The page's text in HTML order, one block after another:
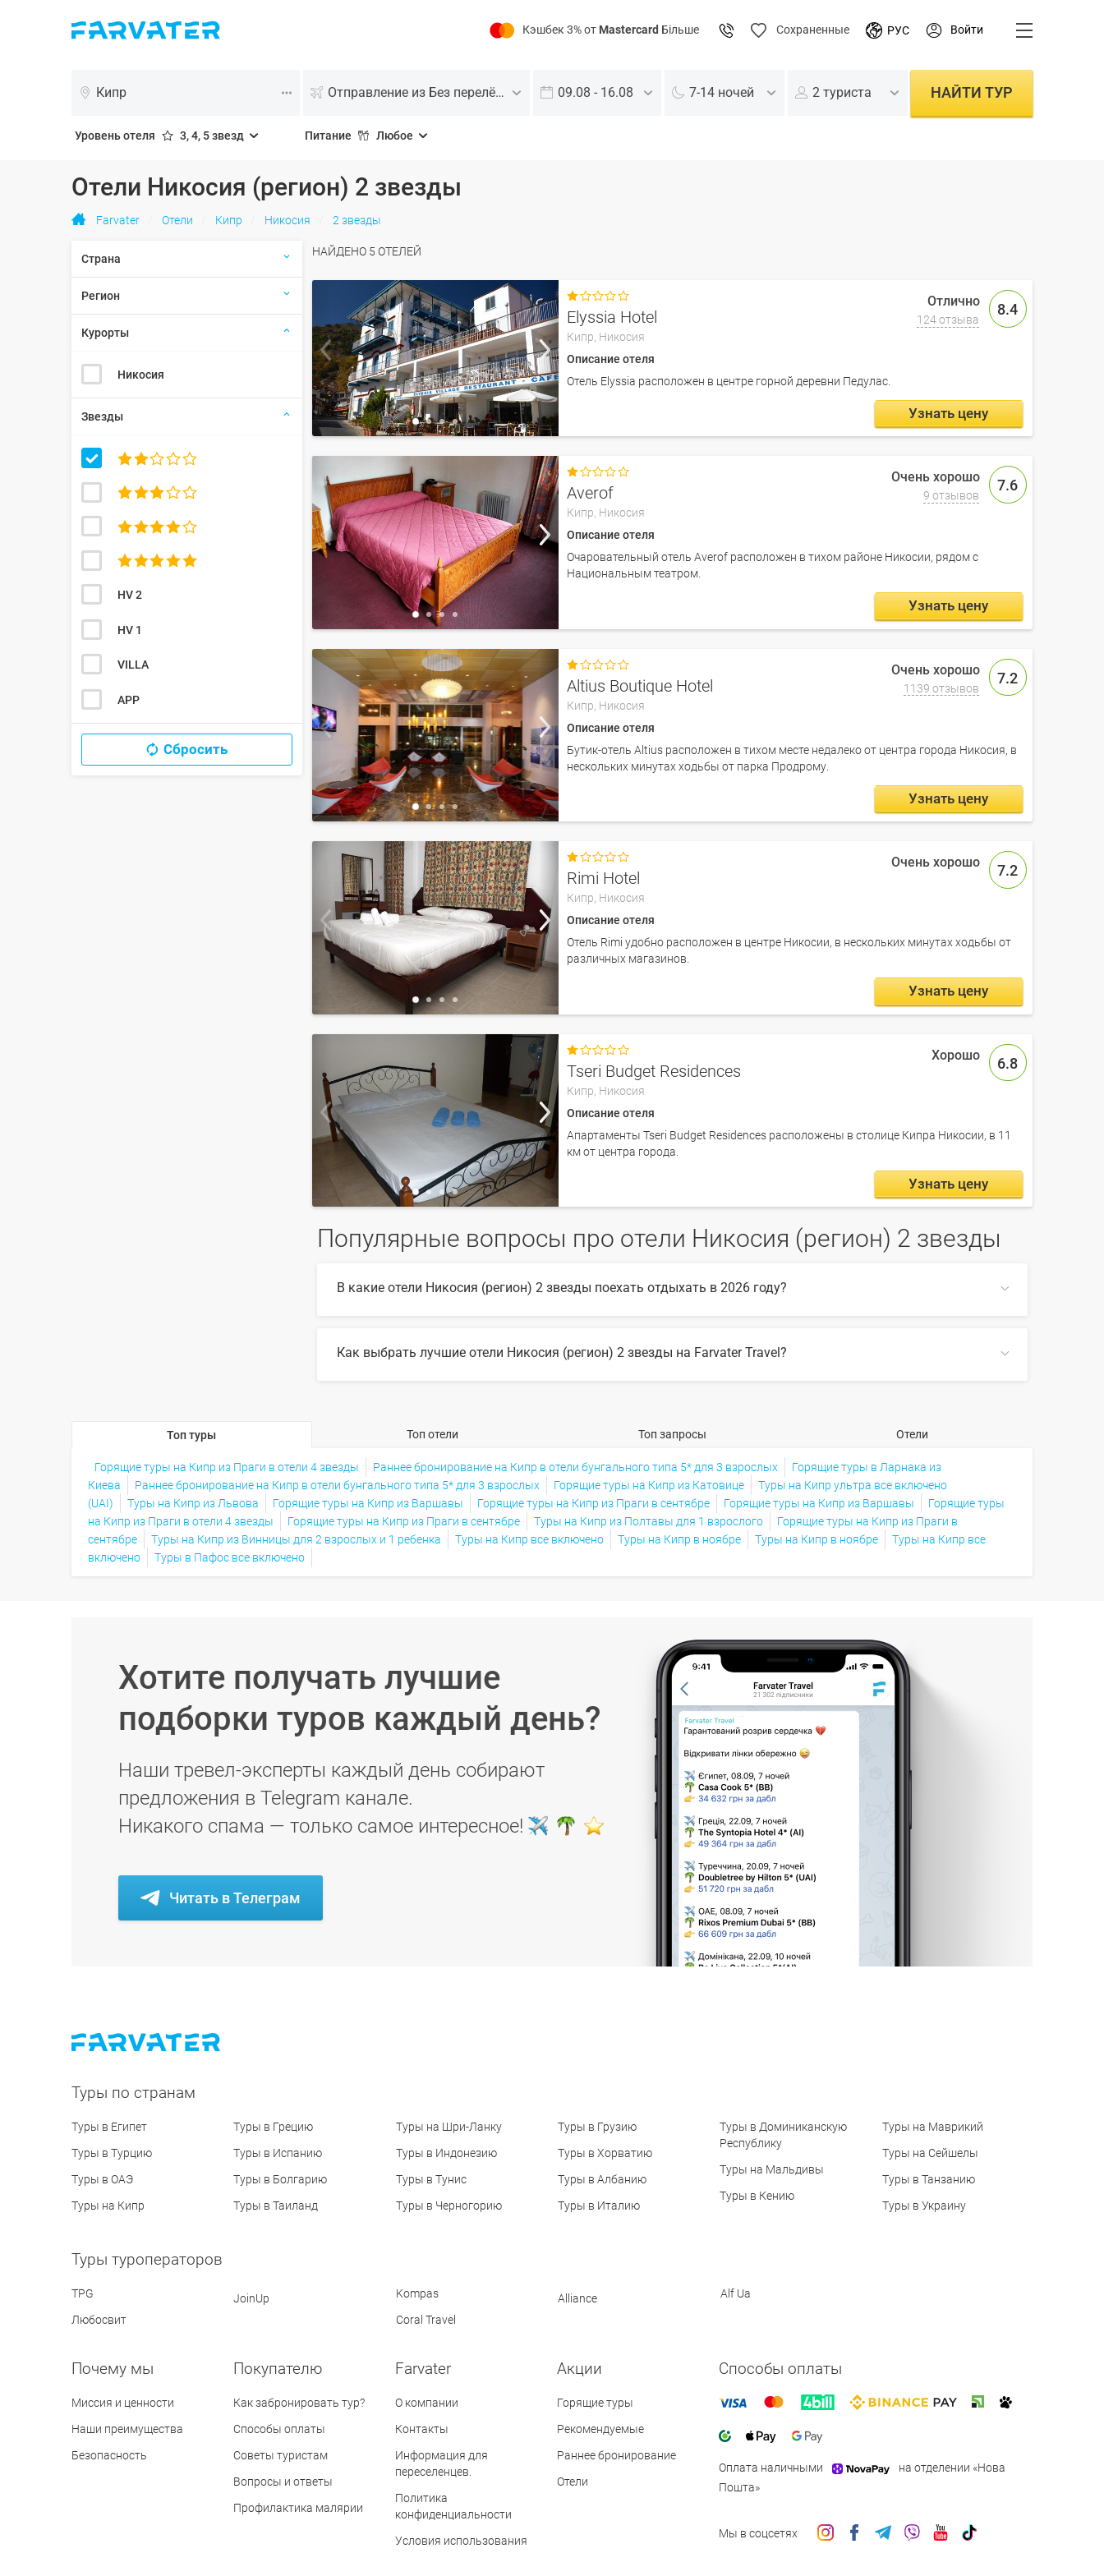
Кэшбек 3% от Mastercard Більше Сохраненные РУС Войти
Кипр Отправление из Без перелёта 09.08 - 16.08 7-14 ночей 2 туриста
Уровень отеля 3, 4, 5 звезд Питание Любое
НАЙТИ ТУР
Отели Никосия (регион) 2 звезды
Farvater Отели Кипр Никосия 2 звезды
НАЙДЕНО 5 ОТЕЛЕЙ
Страна
Регион
Курорты
Никосия
Звезды




HV 2
HV 1
VILLA
APP
Сбросить
8.4
124 отзыва

Elyssia Hotel
Кипр, Никосия
Описание отеля
Отель Elyssia расположен в центре горной деревни Педулас.
Узнать цену
7.6
9 отзывов

Averof
Кипр, Никосия
Описание отеля
Очаровательный отель Averof расположен в тихом районе Никосии, рядом с
Национальным театром.
Узнать цену
7.2
1139 отзывов

Altius Boutique Hotel
Кипр, Никосия
Описание отеля
Бутик-отель Altius расположен в тихом месте недалеко от центра города Никосия, в
нескольких минутах ходьбы от парка Продрому.
Узнать цену
7.2

Rimi Hotel
Кипр, Никосия
Описание отеля
Отель Rimi удобно расположен в центре Никосии, в нескольких минутах ходьбы от
различных магазинов.
Узнать цену
6.8

Tseri Budget Residences
Кипр, Никосия
Описание отеля
Апартаменты Tseri Budget Residences расположены в столице Кипра Никосии, в 11
км от центра города.
Узнать цену
Популярные вопросы про отели Никосия (регион) 2 звезды
В какие отели Никосия (регион) 2 звезды поехать отдыхать в 2026 году?
Как выбрать лучшие отели Никосия (регион) 2 звезды на Farvater Travel?
Топ туры Топ отели Топ запросы Отели
Горящие туры на Кипр из Праги в отели 4 звезды Раннее бронирование на Кипр в отели бунгального типа 5* для 3 взрослых
Горящие туры в Ларнака из
Киева
Раннее бронирование на Кипр в отели бунгального типа 5* для 3 взрослых Горящие туры на Кипр из Катовице
Туры на Кипр ультра все включено
(UAI)
Туры на Кипр из Львова Горящие туры на Кипр из Варшавы Горящие туры на Кипр из Праги в сентябре Горящие туры на Кипр из Варшавы
Горящие туры
на Кипр из Праги в отели 4 звезды
Горящие туры на Кипр из Праги в сентябре Туры на Кипр из Полтавы для 1 взрослого
Горящие туры на Кипр из Праги в
сентябре
Туры на Кипр из Винницы для 2 взрослых и 1 ребенка Туры на Кипр все включено Туры на Кипр в ноябре Туры на Кипр в ноябре
Туры на Кипр все
включено
Туры в Пафос все включено
Хотите получать лучшие
подборки туров каждый день?
Наши тревел-эксперты каждый день собирают
предложения в Telegram канале.
Никакого спама — только самое интересное!
Читать в Телеграм
Туры по странам
Туры в Египет
Туры в Турцию
Туры в ОАЭ
Туры на Кипр
Туры в Грецию
Туры в Испанию
Туры в Болгарию
Туры в Таиланд
Туры на Шри-Ланку
Туры в Индонезию
Туры в Тунис
Туры в Черногорию
Туры в Грузию
Туры в Хорватию
Туры в Албанию
Туры в Италию
Туры в Доминиканскую
Республику
Туры на Мальдивы
Туры в Кению
Туры на Маврикий
Туры на Сейшелы
Туры в Танзанию
Туры в Украину
Туры туроператоров
TPG
Любосвит
JoinUp
Kompas
Coral Travel
Alliance Alf Ua
Почему мы
Миссия и ценности
Наши преимущества
Безопасность
Покупателю
Как забронировать тур?
Способы оплаты
Советы туристам
Вопросы и ответы
Профилактика малярии
Farvater
О компании
Контакты
Информация для
переселенцев.
Политика
конфиденциальности
Условия использования
Акции
Горящие туры
Рекомендуемые
Раннее бронирование
Отели
Способы оплаты
Оплата наличными
на отделении «Нова
Пошта»
Мы в соцсетях